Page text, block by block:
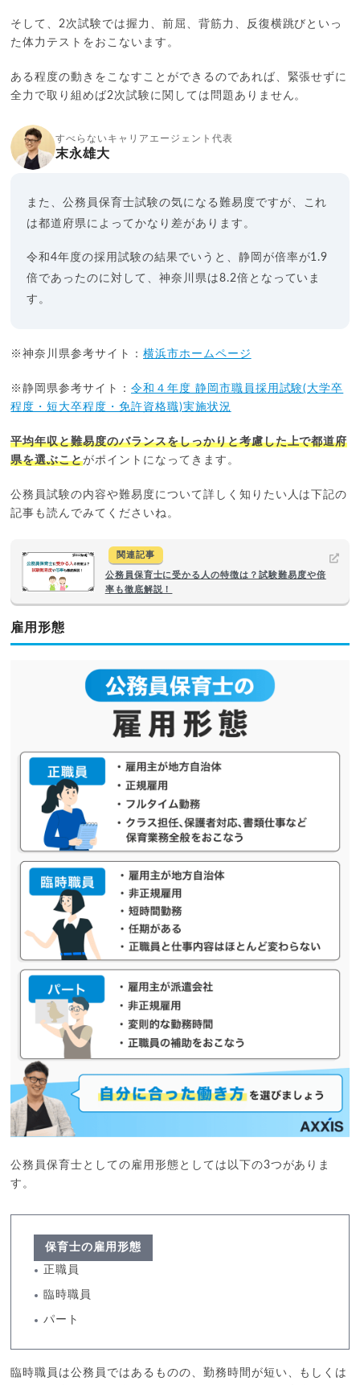
そして、2次試験では握力、前屈、背筋力、反復横跳びといっ
た体力テストをおこないます。
ある程度の動きをこなすことができるのであれば、緊張せずに
全力で取り組めば2次試験に関しては問題ありません。
すべらないキャリアエージェント代表
末永雄大
また、公務員保育士試験の気になる難易度ですが、これ
は都道府県によってかなり差があります。
令和4年度の採用試験の結果でいうと、静岡が倍率が1.9
倍であったのに対して、神奈川県は8.2倍となっていま
す。
※神奈川県参考サイト： 横浜市ホームページ
※静岡県参考サイト：令和４年度 静岡市職員採用試験(大学卒
程度・短大卒程度・免許資格職)実施状況
平均年収と難易度のバランスをしっかりと考慮した上で都道府
県を選ぶことがポイントになってきます。
公務員試験の内容や難易度について詳しく知りたい人は下記の
記事も読んでみてくださいね。
関連記事
公務員保育士に受かる人の特徴は？試験難易度や倍
率も徹底解説！
雇用形態
公務員保育士としての雇用形態としては以下の3つがありま
す。
保育士の雇用形態
正職員
臨時職員
パート
臨時職員は公務員ではあるものの、勤務時間が短い、もしくは